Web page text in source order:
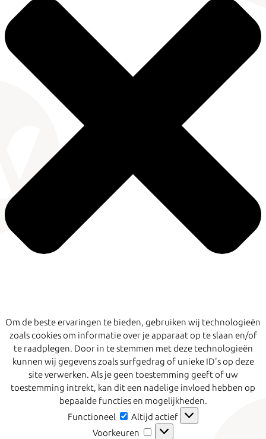
Om de beste ervaringen te bieden, gebruiken wij technologieën
zoals cookies om informatie over je apparaat op te slaan en/of
te raadplegen. Door in te stemmen met deze technologieën
kunnen wij gegevens zoals surfgedrag of unieke ID's op deze
site verwerken. Als je geen toestemming geeft of uw
toestemming intrekt, kan dit een nadelige invloed hebben op
bepaalde functies en mogelijkheden.
Functioneel
Functioneel
Altijd actief
Voorkeuren
Voorkeuren